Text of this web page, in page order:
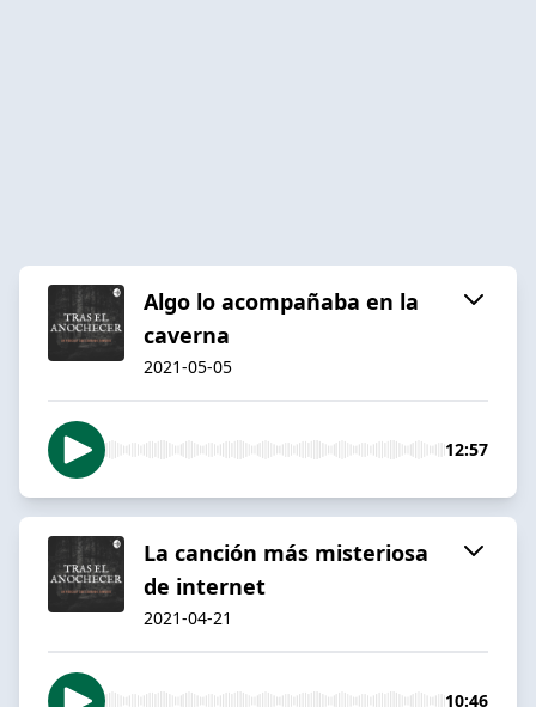
Algo lo acompañaba en la
caverna
2021-05-05
12:57
La canción más misteriosa
de internet
2021-04-21
10:46